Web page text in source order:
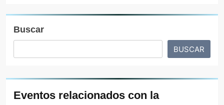
Buscar
BUSCAR
Eventos relacionados con la